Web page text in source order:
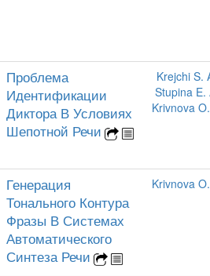
Проблема
Идентификации
Диктора В Условиях
Шепотной Речи
Krejchi S.
Stupina E.
Krivnova
Генерация
Тонального Контура
Фразы В Системах
Автоматического
Синтеза Речи
Krivnova